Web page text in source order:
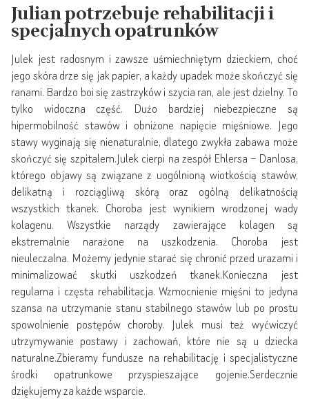
Julian potrzebuje rehabilitacji i
specjalnych opatrunków
Julek jest radosnym i zawsze uśmiechniętym dzieckiem, choć
jego skóra drze się jak papier, a każdy upadek może skończyć się
ranami. Bardzo boi się zastrzyków i szycia ran, ale jest dzielny. To
tylko widoczna część. Dużo bardziej niebezpieczne są
hipermobilność stawów i obniżone napięcie mięśniowe. Jego
stawy wyginają się nienaturalnie, dlatego zwykła zabawa może
skończyć się szpitalem.Julek cierpi na zespół Ehlersa – Danlosa,
którego objawy są związane z uogólnioną wiotkością stawów,
delikatną i rozciągliwą skórą oraz ogólną delikatnością
wszystkich tkanek. Choroba jest wynikiem wrodzonej wady
kolagenu. Wszystkie narządy zawierające kolagen są
ekstremalnie narażone na uszkodzenia. Choroba jest
nieuleczalna. Możemy jedynie starać się chronić przed urazami i
minimalizować skutki uszkodzeń tkanek.Konieczna jest
regularna i częsta rehabilitacja. Wzmocnienie mięśni to jedyna
szansa na utrzymanie stanu stabilnego stawów lub po prostu
spowolnienie postępów choroby. Julek musi też wyćwiczyć
utrzymywanie postawy i zachowań, które nie są u dziecka
naturalne.Zbieramy fundusze na rehabilitację i specjalistyczne
środki opatrunkowe przyspieszające gojenie.Serdecznie
dziękujemy za każde wsparcie.